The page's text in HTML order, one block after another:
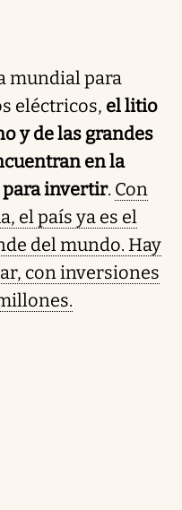
mundial para
eléctricos, el litio
y de las grandes
en la
invertir. Con
el país ya es el
del mundo. Hay
con inversiones